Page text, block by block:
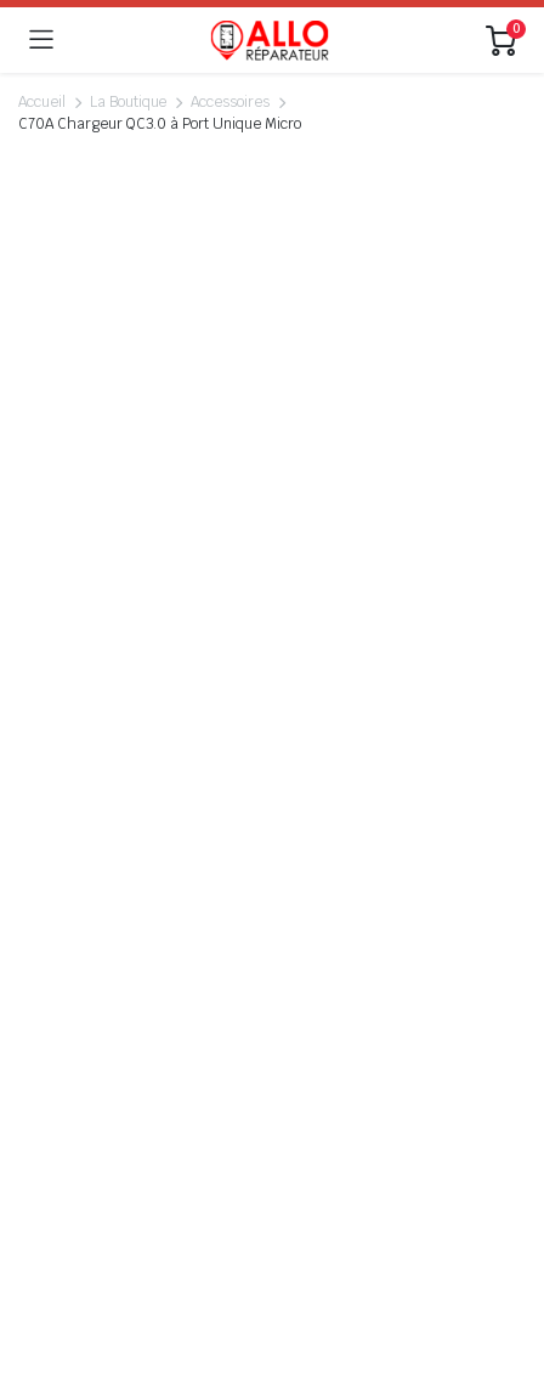
0
Accueil La Boutique
Accessoires
C70A Chargeur QC3.0 à Port Unique Micro